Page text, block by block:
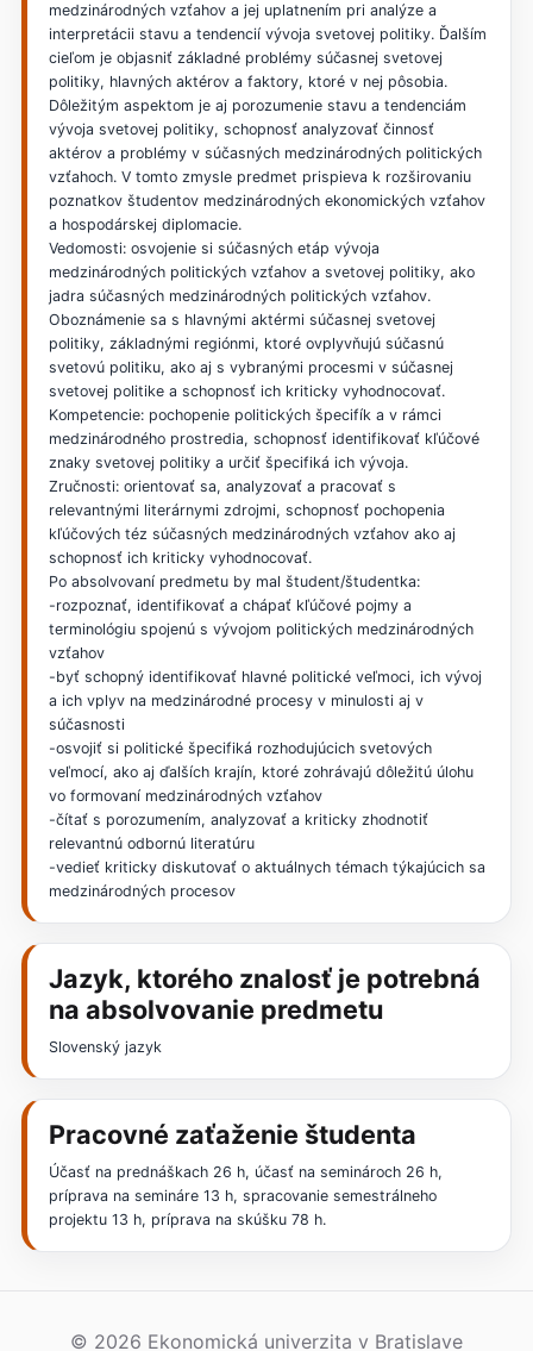
medzinárodných vzťahov a jej uplatnením pri analýze a
interpretácii stavu a tendencií vývoja svetovej politiky. Ďalším
cieľom je objasniť základné problémy súčasnej svetovej
politiky, hlavných aktérov a faktory, ktoré v nej pôsobia.
Dôležitým aspektom je aj porozumenie stavu a tendenciám
vývoja svetovej politiky, schopnosť analyzovať činnosť
aktérov a problémy v súčasných medzinárodných politických
vzťahoch. V tomto zmysle predmet prispieva k rozširovaniu
poznatkov študentov medzinárodných ekonomických vzťahov
a hospodárskej diplomacie.
Vedomosti: osvojenie si súčasných etáp vývoja
medzinárodných politických vzťahov a svetovej politiky, ako
jadra súčasných medzinárodných politických vzťahov.
Oboznámenie sa s hlavnými aktérmi súčasnej svetovej
politiky, základnými regiónmi, ktoré ovplyvňujú súčasnú
svetovú politiku, ako aj s vybranými procesmi v súčasnej
svetovej politike a schopnosť ich kriticky vyhodnocovať.
Kompetencie: pochopenie politických špecifík a v rámci
medzinárodného prostredia, schopnosť identifikovať kľúčové
znaky svetovej politiky a určiť špecifiká ich vývoja.
Zručnosti: orientovať sa, analyzovať a pracovať s
relevantnými literárnymi zdrojmi, schopnosť pochopenia
kľúčových téz súčasných medzinárodných vzťahov ako aj
schopnosť ich kriticky vyhodnocovať.
Po absolvovaní predmetu by mal študent/študentka:
-rozpoznať, identifikovať a chápať kľúčové pojmy a
terminológiu spojenú s vývojom politických medzinárodných
vzťahov
-byť schopný identifikovať hlavné politické veľmoci, ich vývoj
a ich vplyv na medzinárodné procesy v minulosti aj v
súčasnosti
-osvojiť si politické špecifiká rozhodujúcich svetových
veľmocí, ako aj ďalších krajín, ktoré zohrávajú dôležitú úlohu
vo formovaní medzinárodných vzťahov
-čítať s porozumením, analyzovať a kriticky zhodnotiť
relevantnú odbornú literatúru
-vedieť kriticky diskutovať o aktuálnych témach týkajúcich sa
medzinárodných procesov
Jazyk, ktorého znalosť je potrebná
na absolvovanie predmetu
Slovenský jazyk
Pracovné zaťaženie študenta
Účasť na prednáškach 26 h, účasť na seminároch 26 h,
príprava na semináre 13 h, spracovanie semestrálneho
projektu 13 h, príprava na skúšku 78 h.
© 2026 Ekonomická univerzita v Bratislave